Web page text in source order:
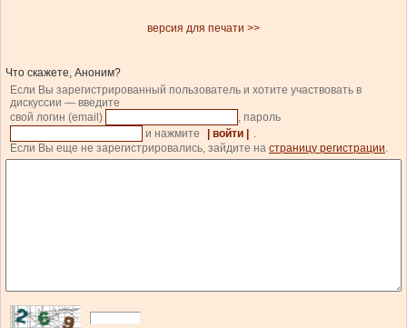
версия для печати >>
Что скажете, Аноним?
Если Вы зарегистрированный пользователь и хотите участвовать в
дискуссии — введите
свой логин (email)
, пароль
и нажмите
| войти |
.
Если Вы еще не зарегистрировались, зайдите на страницу регистрации.